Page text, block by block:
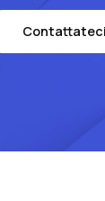
Contattateci